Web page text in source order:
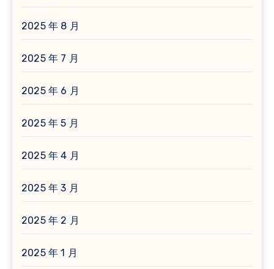
2025 年 8 月
2025 年 7 月
2025 年 6 月
2025 年 5 月
2025 年 4 月
2025 年 3 月
2025 年 2 月
2025 年 1 月